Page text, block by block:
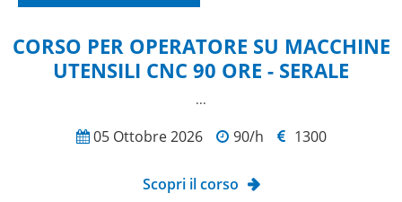
CORSO PER OPERATORE SU MACCHINE
UTENSILI CNC 90 ORE - SERALE
...
05 Ottobre 2026 90/h 1300
Scopri il corso